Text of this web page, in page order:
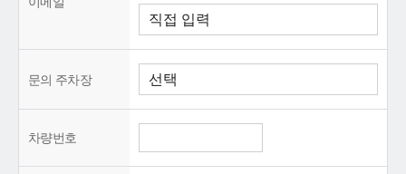
문의 주차장
차량번호